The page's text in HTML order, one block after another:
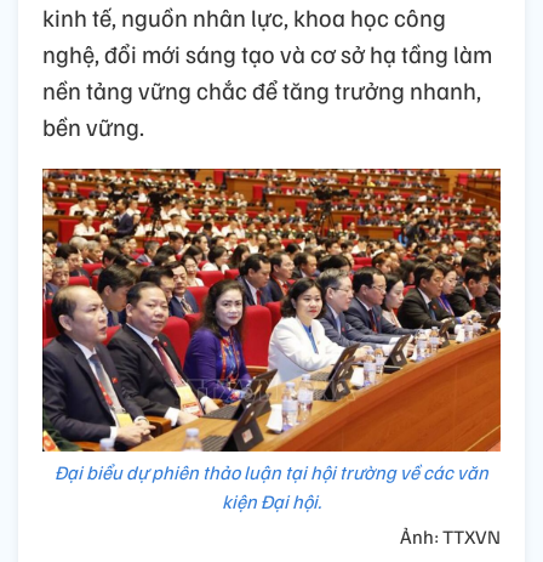
kinh tế, nguồn nhân lực, khoa học công
nghệ, đổi mới sáng tạo và cơ sở hạ tầng làm
nền tảng vững chắc để tăng trưởng nhanh,
bền vững.
Đại biểu dự phiên thảo luận tại hội trường về các văn
kiện Đại hội.
Ảnh: TTXVN